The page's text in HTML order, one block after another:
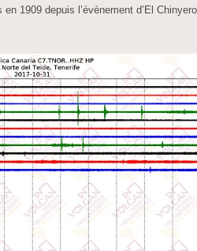
1909 depuis l’évènement d’El